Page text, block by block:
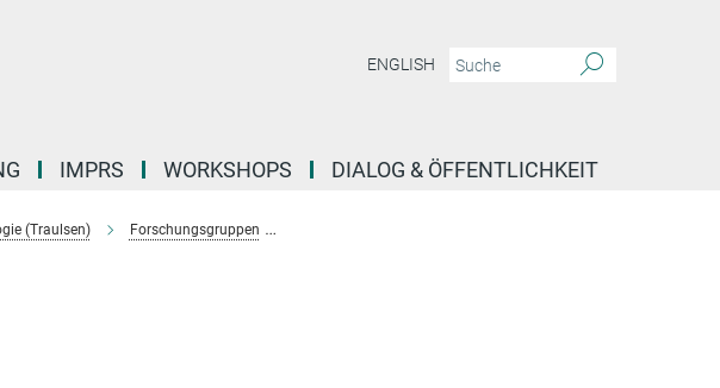
ENGLISH
IMPRS WORKSHOPS DIALOG & ÖFFENTLICHKEIT
(Traulsen) Forschungsgruppen